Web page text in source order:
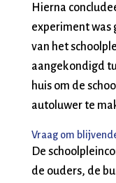
Hierna
experiment was
van het
aangekondigd
huis om de
autoluwer te
Vraag om
De
de ouders, de